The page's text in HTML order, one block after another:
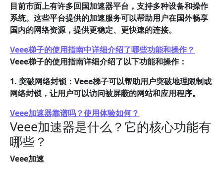
目前市面上有许多回国加速器平台，支持多种设备和操作
系统。这些平台提供的加速服务可以帮助用户在国外畅享
国内的网络资源，提供更稳定、更快速的连接。
Veee梯子的使用指南中详细介绍了哪些功能和操作？
Veee梯子的使用指南详细介绍了以下功能和操作：
1. 突破网络封锁：Veee梯子可以帮助用户突破地理限制或
网络封锁，让用户可以访问被屏蔽的网站和应用程序。
Veee加速器靠谱吗？使用体验如何？
Veee加速器是什么？它的核心功能有
哪些？
Veee加速